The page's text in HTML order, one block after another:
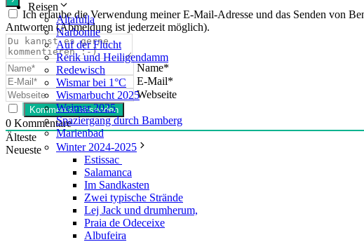
Reisen
Altafulla
Narbonne
Auf der Flucht
Rerik und Heiligendamm
Redewisch
Wismar bei 1°C
Wismarbucht 2025
Weimar 2025
Spaziergang durch Bamberg
Marienbad
Winter 2024-2025
Estissac
Salamanca
Im Sandkasten
Zwei typische Strände
Lej Jack und drumherum,
Praia de Odeceixe
Albufeira
Ich erlaube die Verwendung meiner E-Mail-Adresse und das Senden von
Antworten (Abmeldung ist jederzeit möglich).
Name*
E-Mail*
Webseite
0 Kommentare
Älteste
Neueste